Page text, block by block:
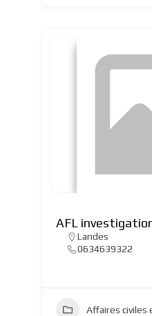
AFL
Landes
0634639322
Affaires civiles